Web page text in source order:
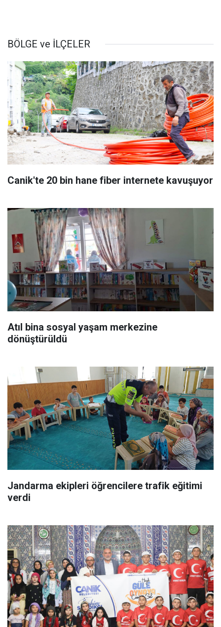
BÖLGE ve İLÇELER
Canik'te 20 bin hane fiber internete kavuşuyor
Atıl bina sosyal yaşam merkezine
dönüştürüldü
Jandarma ekipleri öğrencilere trafik eğitimi
verdi